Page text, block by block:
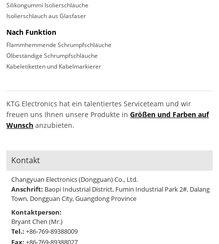
Silikongummi Isolierschläuche
Isolierschlauch aus Glasfaser
Nach Funktion
Flammhemmende Schrumpfschläuche
Ölbeständige Schrumpfschläuche
Kabeletiketten und Kabelmarkierer
KTG Electronics hat ein talentiertes Serviceteam und wir
freuen uns Ihnen unsere Produkte inGrößen und Farben auf
Wunsch anzubieten.
Kontakt
Changyuan Electronics (Dongguan) Co., Ltd.
Anschrift: Baopi Industrial District, Fumin Industrial Park 2#, Dalang
Town, Dongguan City, Guangdong Province
Kontaktperson:
Bryant Chen (Mr.)
Tel.: +86-769-89388009
Fax: +86-769-89388027